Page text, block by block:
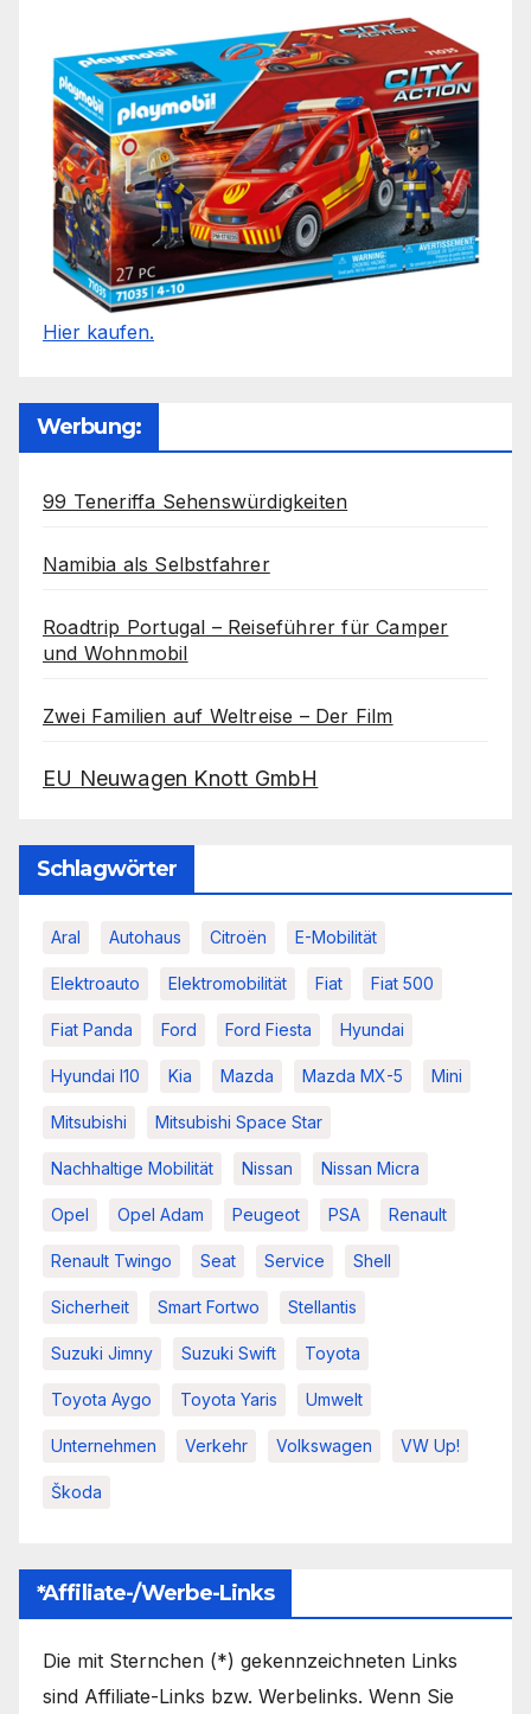
Hier kaufen.
Werbung:
99 Teneriffa Sehenswürdigkeiten
Namibia als Selbstfahrer
Roadtrip Portugal – Reiseführer für Camper
und Wohnmobil
Zwei Familien auf Weltreise – Der Film
EU Neuwagen Knott GmbH
Schlagwörter
Aral Autohaus Citroën E-Mobilität
Elektroauto Elektromobilität Fiat Fiat 500
Fiat Panda Ford Ford Fiesta Hyundai
Hyundai I10 Kia Mazda Mazda MX-5 Mini
Mitsubishi Mitsubishi Space Star
Nachhaltige Mobilität Nissan Nissan Micra
Opel Opel Adam Peugeot PSA Renault
Renault Twingo Seat Service Shell
Sicherheit Smart Fortwo Stellantis
Suzuki Jimny Suzuki Swift Toyota
Toyota Aygo Toyota Yaris Umwelt
Unternehmen Verkehr Volkswagen VW Up!
Škoda
*Affiliate-/Werbe-Links
Die mit Sternchen (*) gekennzeichneten Links
sind Affiliate-Links bzw. Werbelinks. Wenn Sie